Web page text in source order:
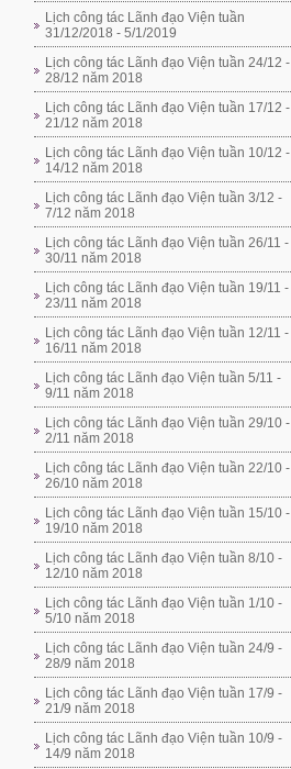
Lịch công tác Lãnh đạo Viện tuần
31/12/2018 - 5/1/2019
Lịch công tác Lãnh đạo Viện tuần 24/12 -
28/12 năm 2018
Lịch công tác Lãnh đạo Viện tuần 17/12 -
21/12 năm 2018
Lịch công tác Lãnh đạo Viện tuần 10/12 -
14/12 năm 2018
Lịch công tác Lãnh đạo Viện tuần 3/12 -
7/12 năm 2018
Lịch công tác Lãnh đạo Viện tuần 26/11 -
30/11 năm 2018
Lịch công tác Lãnh đạo Viện tuần 19/11 -
23/11 năm 2018
Lịch công tác Lãnh đạo Viện tuần 12/11 -
16/11 năm 2018
Lịch công tác Lãnh đạo Viện tuần 5/11 -
9/11 năm 2018
Lịch công tác Lãnh đạo Viện tuần 29/10 -
2/11 năm 2018
Lịch công tác Lãnh đạo Viện tuần 22/10 -
26/10 năm 2018
Lịch công tác Lãnh đạo Viện tuần 15/10 -
19/10 năm 2018
Lịch công tác Lãnh đạo Viện tuần 8/10 -
12/10 năm 2018
Lịch công tác Lãnh đạo Viện tuần 1/10 -
5/10 năm 2018
Lịch công tác Lãnh đạo Viện tuần 24/9 -
28/9 năm 2018
Lịch công tác Lãnh đạo Viện tuần 17/9 -
21/9 năm 2018
Lịch công tác Lãnh đạo Viện tuần 10/9 -
14/9 năm 2018